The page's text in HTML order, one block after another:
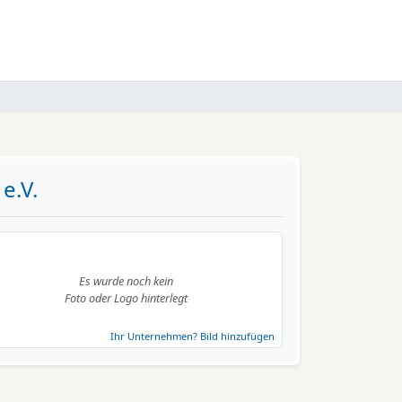
Es wurde noch kein
Foto oder Logo hinterlegt
Ihr Unternehmen? Bild hinzufügen